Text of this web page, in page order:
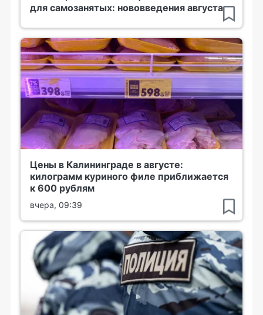
для самозанятых: нововведения августа
Цены в Калининграде в августе:
килограмм куриного филе приближается
к 600 рублям
вчера, 09:39